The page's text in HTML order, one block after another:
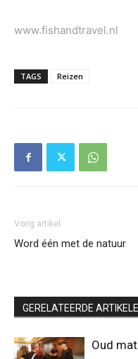
www.fishandtravel.nl
TAGS Reizen
Vorig artikel
Word één met de natuur
GERELATEERDE
Oud